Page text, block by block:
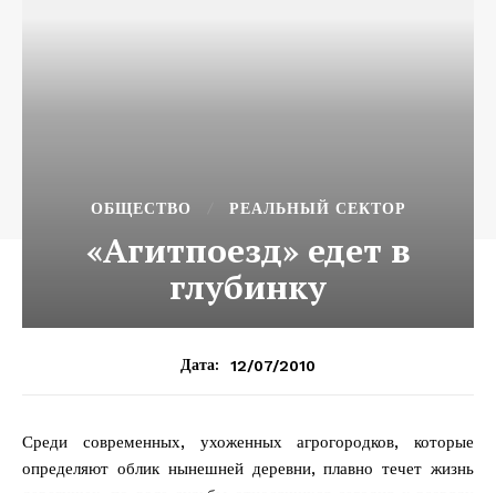
ОБЩЕСТВО РЕАЛЬНЫЙ СЕКТОР
«Агитпоезд» едет в
глубинку
Дата: 12/07/2010
Среди современных, ухоженных агрогородков, которые
определяют облик нынешней деревни, плавно течет жизнь